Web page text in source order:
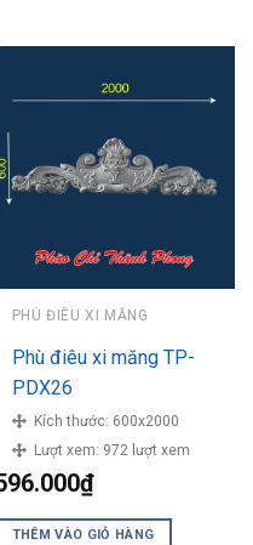
PHÙ ĐIÊU XI MĂNG
Phù điêu xi măng TP-
PDX26
Kích thước: 600x2000
Lượt xem: 972 lượt xem
₫
THÊM VÀO GIỎ HÀNG